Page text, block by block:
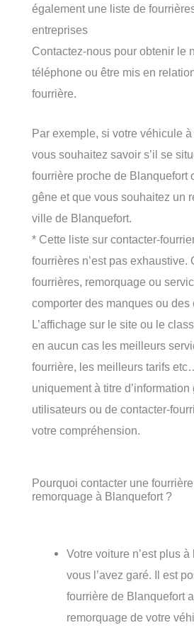
également une liste de
entreprises
Contactez-nous pour obtenir le
téléphone ou être mis en
fourrière.
Par exemple, si votre véhicule
vous souhaitez savoir s’il se
fourrière proche de Blanquefort
gêne et que vous souhaitez un
ville de Blanquefort.
* Cette liste sur contacter-
fourrières n’est pas exhaustive.
fourrières, remorquage ou
comporter des manques ou des
L’affichage sur le site ou le
en aucun cas les meilleurs
fourrière, les meilleurs tarifs
uniquement à titre d’information
utilisateurs ou de contacter-
votre compréhension.
Pourquoi contacter une
remorquage à Blanquefort ?
Votre voiture n’est plus à
vous l’avez garé. Il est
fourrière de Blanquefort
remorquage de votre